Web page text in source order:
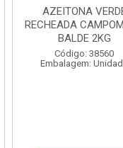
AZEITONA
RECHEADA
BALDE 2KG
Código: 38560
Embalagem: